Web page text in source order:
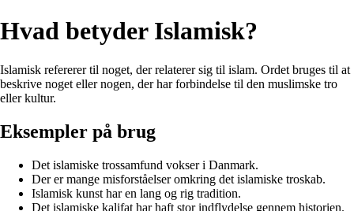
Hvad betyder Islamisk?
Islamisk refererer til noget, der relaterer sig til islam. Ordet bruges til at
beskrive noget eller nogen, der har forbindelse til den muslimske tro
eller kultur.
Eksempler på brug
Det islamiske trossamfund vokser i Danmark.
Der er mange misforståelser omkring det islamiske troskab.
Islamisk kunst har en lang og rig tradition.
Det islamiske kalifat har haft stor indflydelse gennem historien.